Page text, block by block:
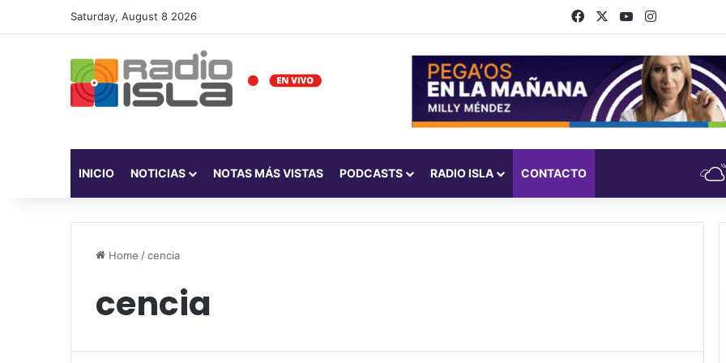
Saturday, August 8 2026 FacebookYouTubeInstagram
INICIO NOTICIAS NOTAS MÁS VISTAS PODCASTS RADIO ISLA CONTACTO
Home /cencia
cencia